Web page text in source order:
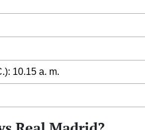
10.15 a. m.